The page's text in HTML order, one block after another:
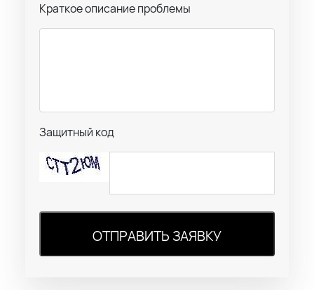
Краткое описание проблемы
Защитный код
ОТПРАВИТЬ ЗАЯВКУ